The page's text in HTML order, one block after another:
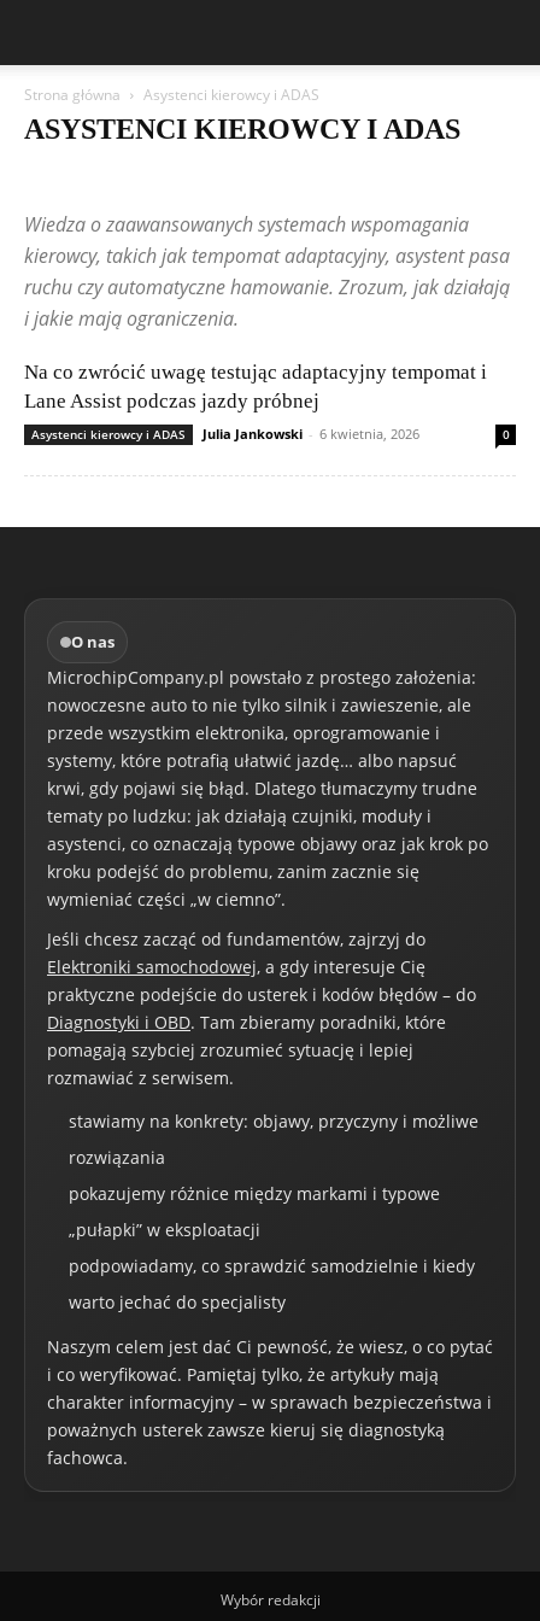
Strona główna Asystenci kierowcy i ADAS
ASYSTENCI KIEROWCY I ADAS
Diagnostyka i OBD
Elektronika samochodowa
Elektryka i instalacje
Ferrari
Fiat Ford Geely Honda
Hyundai
Infotainment i multimedia
Jeep Lamborghini
Marki i modele
Maserati Mazda Mercedes-Benz
Mitsubishi
Nissan
Peugeot Poradniki serwisowe
Samochody elektryczne i hybrydy
Skoda Subaru
Suzuki
Systemy bezpieczeństwa
Tesla Toyota
Volkswagen (VW)
Volvo
Wiedza o zaawansowanych systemach wspomagania
kierowcy, takich jak tempomat adaptacyjny, asystent pasa
ruchu czy automatyczne hamowanie. Zrozum, jak działają
i jakie mają ograniczenia.
Na co zwrócić uwagę testując adaptacyjny tempomat i
Lane Assist podczas jazdy próbnej
Asystenci kierowcy i ADAS Julia Jankowski - 6 kwietnia, 2026 0
O nas
MicrochipCompany.pl powstało z prostego założenia:
nowoczesne auto to nie tylko silnik i zawieszenie, ale
przede wszystkim elektronika, oprogramowanie i
systemy, które potrafią ułatwić jazdę… albo napsuć
krwi, gdy pojawi się błąd. Dlatego tłumaczymy trudne
tematy po ludzku: jak działają czujniki, moduły i
asystenci, co oznaczają typowe objawy oraz jak krok po
kroku podejść do problemu, zanim zacznie się
wymieniać części „w ciemno”.
Jeśli chcesz zacząć od fundamentów, zajrzyj do
Elektroniki samochodowej, a gdy interesuje Cię
praktyczne podejście do usterek i kodów błędów – do
Diagnostyki i OBD. Tam zbieramy poradniki, które
pomagają szybciej zrozumieć sytuację i lepiej
rozmawiać z serwisem.
stawiamy na konkrety: objawy, przyczyny i możliwe
rozwiązania
pokazujemy różnice między markami i typowe
„pułapki” w eksploatacji
podpowiadamy, co sprawdzić samodzielnie i kiedy
warto jechać do specjalisty
Naszym celem jest dać Ci pewność, że wiesz, o co pytać
i co weryfikować. Pamiętaj tylko, że artykuły mają
charakter informacyjny – w sprawach bezpieczeństwa i
poważnych usterek zawsze kieruj się diagnostyką
fachowca.
Wybór redakcji